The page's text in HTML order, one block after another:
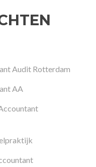
Audit Rotterdam
AA